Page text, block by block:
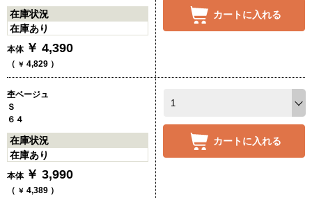
在庫状況
在庫あり
本体 ￥ 4,390
（ ￥ 4,829 ）
カートに入れる
杢ベージュ
Ｓ
６４
在庫状況
在庫あり
本体 ￥ 3,990
（ ￥ 4,389 ）
カートに入れる